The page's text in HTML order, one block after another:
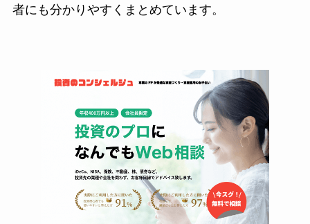
者にも分かりやすくまとめています。